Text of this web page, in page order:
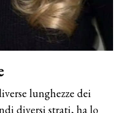
lunghezze dei
diversi strati, ha lo